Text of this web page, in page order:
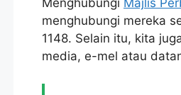
Menghubungi Majlis
menghubungi mereka
1148. Selain itu, kita
media, e-mel atau